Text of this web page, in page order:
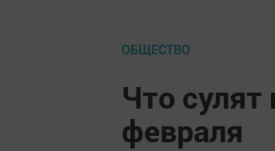
ОБЩЕСТВО
Что
февраля